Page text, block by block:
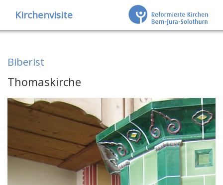
Kirchenvisite
Biberist
Thomaskirche